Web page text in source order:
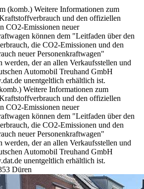
(komb.) Weitere Informationen zum
und den offiziellen
CO2-Emissionen neuer
können dem "Leitfaden über den
die CO2-Emissionen und den
neuer Personenkraftwagen"
werden, der an allen Verkaufsstellen und
Automobil Treuhand GmbH
unentgeltlich erhältlich ist.
Weitere Informationen zum
und den offiziellen
CO2-Emissionen neuer
können dem "Leitfaden über den
die CO2-Emissionen und den
neuer Personenkraftwagen"
werden, der an allen Verkaufsstellen und
Automobil Treuhand GmbH
unentgeltlich erhältlich ist.
Düren